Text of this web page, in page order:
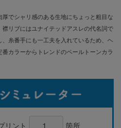
でシャリ感のある生地にちょっと粗目な
リブにはユナイテッドアスレの代名詞で
糸番手にも一工夫を入れているため、ヘ
カラーからトレンドのペールトーンカラ
リント 箇所